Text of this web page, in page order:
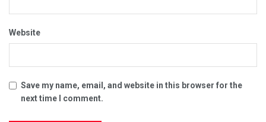
Website
Save my name, email, and website in this browser for the
next time I comment.